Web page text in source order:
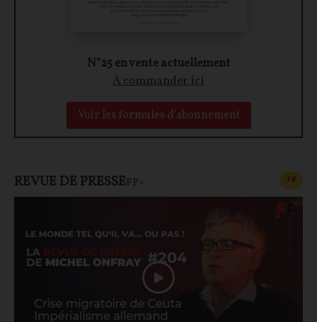
N°25 en vente actuellement
À commander ici
Voir les formules d'abonnement
REVUE DE PRESSEFP+ FP